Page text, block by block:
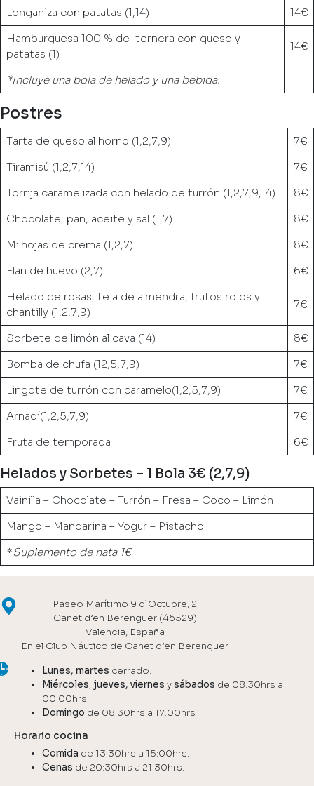
Longaniza con patatas (1,14)
14€
Hamburguesa 100 % de ternera con queso y
patatas (1)
14€
*Incluye una bola de helado y una bebida.
Postres
Tarta de queso al horno (1,2,7,9)
7€
Tiramisú (1,2,7,14)
7€
Torrija caramelizada con helado de turrón (1,2,7,9,14)
8€
Chocolate, pan, aceite y sal (1,7)
8€
Milhojas de crema (1,2,7)
8€
Flan de huevo (2,7)
6€
Helado de rosas, teja de almendra, frutos rojos y
chantilly (1,2,7,9)
7€
Sorbete de limón al cava (14)
8€
Bomba de chufa (12,5,7,9)
7€
Lingote de turrón con caramelo(1,2,5,7,9)
7€
Arnadí(1,2,5,7,9)
7€
Fruta de temporada
6€
Helados y Sorbetes – 1 Bola 3€ (2,7,9)
Vainilla – Chocolate – Turrón – Fresa – Coco – Limón
Mango – Mandarina – Yogur – Pistacho
*Suplemento de nata 1€.
Paseo Marítimo 9 d´Octubre, 2
Canet d’en Berenguer (46529)
Valencia, España
En el Club Náutico de Canet d’en Berenguer
Lunes, martes cerrado.
Miércoles, jueves, viernes ysábados de 08:30hrs a
00:00hrs
Domingo de 08:30hrs a 17:00hrs
Horario cocina
Comida de 13:30hrs a 15:00hrs.
Cenas de 20:30hrs a 21:30hrs.